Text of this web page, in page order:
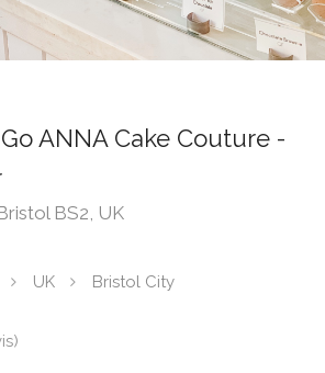
ANNA Cake Couture -
BS2, UK
UK Bristol City